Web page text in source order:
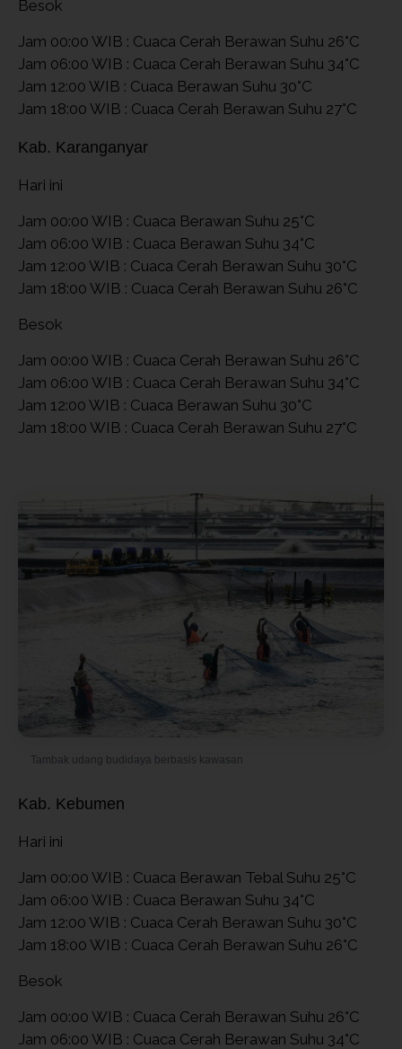
Besok
Jam 00:00 WIB : Cuaca Cerah Berawan Suhu 26°C
Jam 06:00 WIB : Cuaca Cerah Berawan Suhu 34°C
Jam 12:00 WIB : Cuaca Berawan Suhu 30°C
Jam 18:00 WIB : Cuaca Cerah Berawan Suhu 27°C
Kab. Karanganyar
Hari ini
Jam 00:00 WIB : Cuaca Berawan Suhu 25°C
Jam 06:00 WIB : Cuaca Berawan Suhu 34°C
Jam 12:00 WIB : Cuaca Cerah Berawan Suhu 30°C
Jam 18:00 WIB : Cuaca Cerah Berawan Suhu 26°C
Besok
Jam 00:00 WIB : Cuaca Cerah Berawan Suhu 26°C
Jam 06:00 WIB : Cuaca Cerah Berawan Suhu 34°C
Jam 12:00 WIB : Cuaca Berawan Suhu 30°C
Jam 18:00 WIB : Cuaca Cerah Berawan Suhu 27°C
Tambak udang budidaya berbasis kawasan
Kab. Kebumen
Hari ini
Jam 00:00 WIB : Cuaca Berawan Tebal Suhu 25°C
Jam 06:00 WIB : Cuaca Berawan Suhu 34°C
Jam 12:00 WIB : Cuaca Cerah Berawan Suhu 30°C
Jam 18:00 WIB : Cuaca Cerah Berawan Suhu 26°C
Besok
Jam 00:00 WIB : Cuaca Cerah Berawan Suhu 26°C
Jam 06:00 WIB : Cuaca Cerah Berawan Suhu 34°C